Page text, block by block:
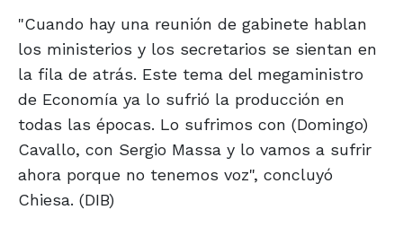
"Cuando hay una reunión de gabinete hablan
los ministerios y los secretarios se sientan en
la fila de atrás. Este tema del megaministro
de Economía ya lo sufrió la producción en
todas las épocas. Lo sufrimos con (Domingo)
Cavallo, con Sergio Massa y lo vamos a sufrir
ahora porque no tenemos voz", concluyó
Chiesa. (DIB)